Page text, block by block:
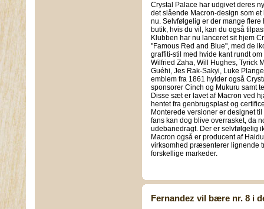
Crystal Palace har udgivet deres
det slående Macron-design som
nu. Selvfølgelig er der mange
butik, hvis du vil, kan du også
Klubben har nu lanceret sit hjem
"Famous Red and Blue", med de
graffiti-stil med hvide kant rundt
Wilfried Zaha, Will Hughes, Tyrick
Guéhi, Jes Rak-Sakyi, Luke
emblem fra 1861 hylder også
sponsorer Cinch og Mukuru samt
Disse sæt er lavet af Macron ved
hentet fra genbrugsplast og
Monterede versioner er designet
fans kan dog blive overrasket, da
udebanedragt. Der er selvfølgelig
Macron også er producent af
virksomhed præsenterer lignende
forskellige markeder.
Fernandez vil bære nr. 8 i